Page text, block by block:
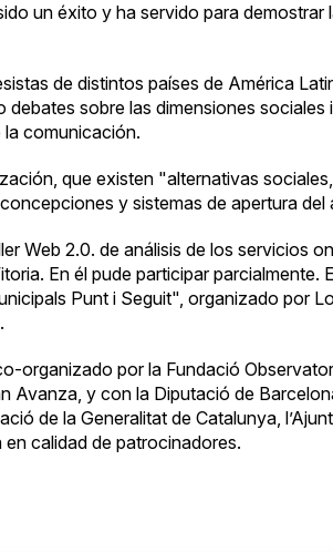
un éxito y ha servido para
de distintos países de América
debates sobre las dimensiones
comunicación.
que existen "alternativas
y sistemas de apertura
Web 2.0. de análisis de los servicios
En él pude participar parcialmente.
Punt i Seguit", organizado por
organizado por la Fundació
Avanza, y con la Diputació de
de la Generalitat de Catalunya,
calidad de patrocinadores.